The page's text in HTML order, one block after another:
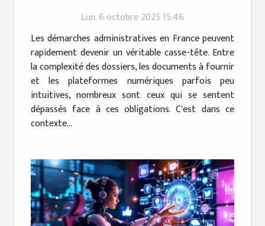
Lun. 6 octobre 2025 15:46
Les démarches administratives en France peuvent
rapidement devenir un véritable casse-tête. Entre
la complexité des dossiers, les documents à fournir
et les plateformes numériques parfois peu
intuitives, nombreux sont ceux qui se sentent
dépassés face à ces obligations. C'est dans ce
contexte...